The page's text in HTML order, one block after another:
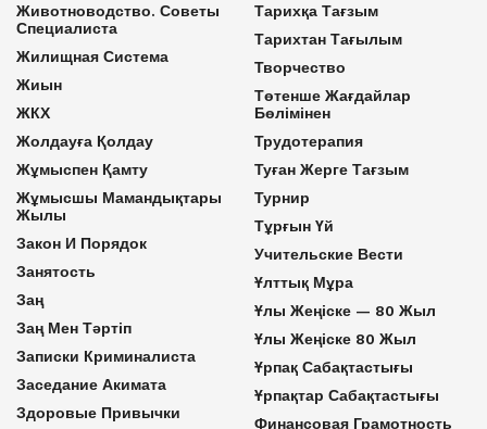
Животноводство. Советы
Специалиста
Жилищная Система
Жиын
ЖКХ
Жолдауға Қолдау
Жұмыспен Қамту
Жұмысшы Мамандықтары
Жылы
Закон И Порядок
Занятость
Заң
Заң Мен Тәртіп
Записки Криминалиста
Заседание Акимата
Здоровые Привычки
Тарихқа Тағзым
Тарихтан Тағылым
Творчество
Төтенше Жағдайлар
Бөлімінен
Трудотерапия
Туған Жерге Тағзым
Турнир
Тұрғын Үй
Учительские Вести
Ұлттық Мұра
Ұлы Жеңіске — 80 Жыл
Ұлы Жеңіске 80 Жыл
Ұрпақ Сабақтастығы
Ұрпақтар Сабақтастығы
Финансовая Грамотность